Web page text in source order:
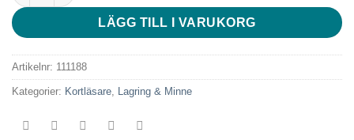
LÄGG TILL I VARUKORG
Artikelnr: 111188
Kategorier: Kortläsare, Lagring & Minne